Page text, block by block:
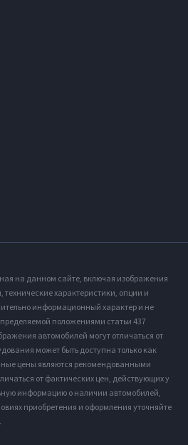
на данном сайте, включая изображения
характеристики, опции и
информационный характер и не
положениями статьи 437
автомобилей могут отличаться от
может быть доступна только как
цены являются рекомендованными
от фактических цен, действующих у
информацию о наличии автомобилей,
приобретения и оформления уточняйте